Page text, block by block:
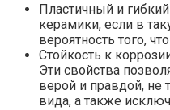
Пластичный и
керамики, если в
вероятность того,
Стойкость к
Эти свойства
верой и правдой, не
вида, а также